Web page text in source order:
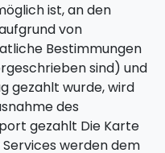
Boot verlassenund
in der
der Teilnehmer
oder 50-Fuß-
ist, an den
von
Bestimmungen
sind) und
gezahlt wurde, wird
des
gezahlt Die Karte
werden dem